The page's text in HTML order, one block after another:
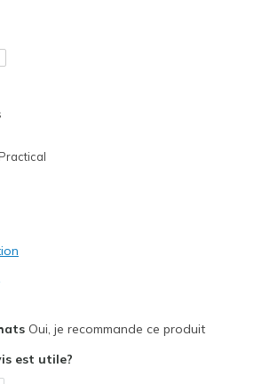
Practical
Oui, je recommande ce produit
est utile?